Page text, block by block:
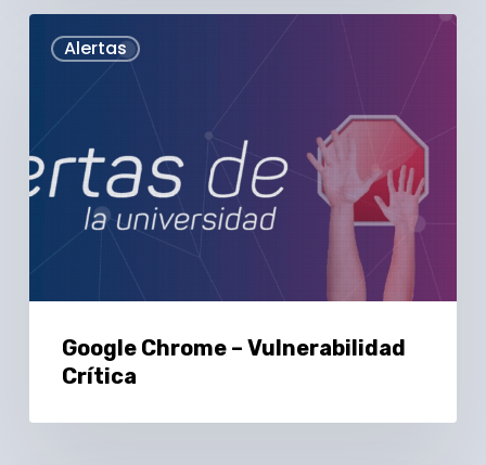
Alertas
Google
Chrome
Crítica
Google Chrome – Vulnerabilidad
Crítica